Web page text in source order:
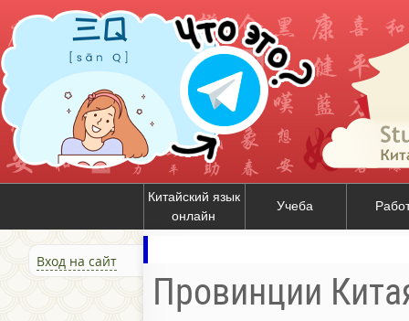
Китайский язык
онлайн
Учеба
Вход на сайт
Провинции